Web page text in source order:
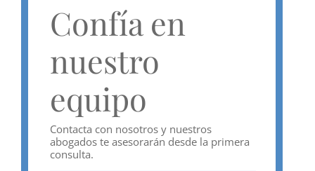
Confía en
nuestro
equipo
Contacta con nosotros y nuestros
abogados te asesorarán desde la primera
consulta.